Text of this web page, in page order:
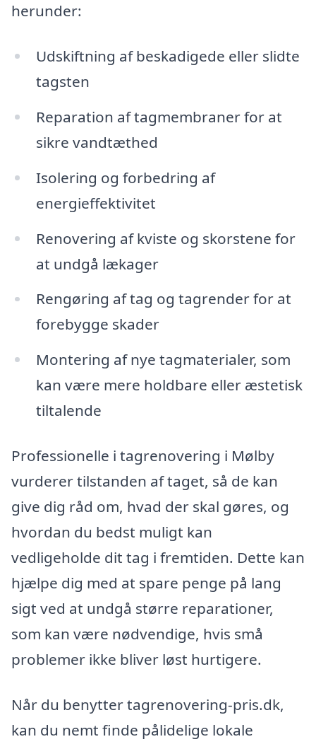
herunder:
Udskiftning af beskadigede eller slidte
tagsten
Reparation af tagmembraner for at
sikre vandtæthed
Isolering og forbedring af
energieffektivitet
Renovering af kviste og skorstene for
at undgå lækager
Rengøring af tag og tagrender for at
forebygge skader
Montering af nye tagmaterialer, som
kan være mere holdbare eller æstetisk
tiltalende
Professionelle i tagrenovering i Mølby
vurderer tilstanden af taget, så de kan
give dig råd om, hvad der skal gøres, og
hvordan du bedst muligt kan
vedligeholde dit tag i fremtiden. Dette kan
hjælpe dig med at spare penge på lang
sigt ved at undgå større reparationer,
som kan være nødvendige, hvis små
problemer ikke bliver løst hurtigere.
Når du benytter tagrenovering-pris.dk,
kan du nemt finde pålidelige lokale